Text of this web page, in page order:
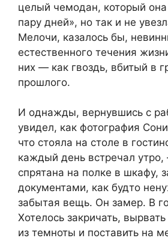
целый чемодан, который она
пару дней», но так и не
Мелочи, казалось бы,
естественного течения
них — как гвоздь, вбитый в
прошлого.
И однажды, вернувшись с
увидел, как фотография
что стояла на столе в
каждый день встречал
спрятана на полке в шкафу,
документами, как будто
забытая вещь. Он замер. В
Хотелось закричать,
из темноты и поставить на